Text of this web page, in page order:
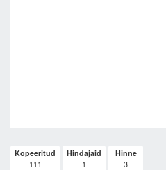
Kopeeritud
111
Hindajaid
1
Hinne
3